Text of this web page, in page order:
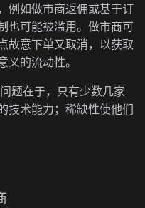
例如做市商返佣或基于订
也可能被滥用。做市商可
故意下单又取消，以获取
的流动性。
问题在于，只有少数几家
技术能力；稀缺性使他们